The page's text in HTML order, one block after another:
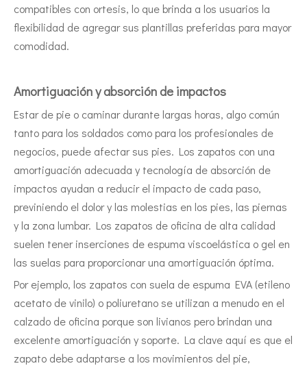
compatibles con ortesis, lo que brinda a los usuarios la
flexibilidad de agregar sus plantillas preferidas para mayor
comodidad.
Amortiguación y absorción de impactos
Estar de pie o caminar durante largas horas, algo común
tanto para los soldados como para los profesionales de
negocios, puede afectar sus pies. Los zapatos con una
amortiguación adecuada y tecnología de absorción de
impactos ayudan a reducir el impacto de cada paso,
previniendo el dolor y las molestias en los pies, las piernas
y la zona lumbar. Los zapatos de oficina de alta calidad
suelen tener inserciones de espuma viscoelástica o gel en
las suelas para proporcionar una amortiguación óptima.
Por ejemplo, los zapatos con suela de espuma EVA (etileno
acetato de vinilo) o poliuretano se utilizan a menudo en el
calzado de oficina porque son livianos pero brindan una
excelente amortiguación y soporte. La clave aquí es que el
zapato debe adaptarse a los movimientos del pie,